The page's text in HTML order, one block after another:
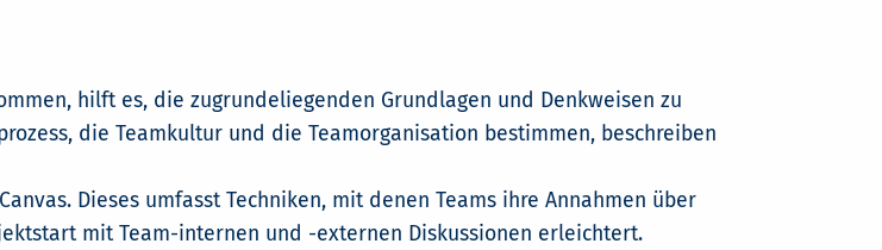
hilft es, die zugrundeliegenden Grundlagen und Denkweisen zu
die Teamkultur und die Teamorganisation bestimmen, beschreiben
Dieses umfasst Techniken, mit denen Teams ihre Annahmen über
mit Team-internen und -externen Diskussionen erleichtert.